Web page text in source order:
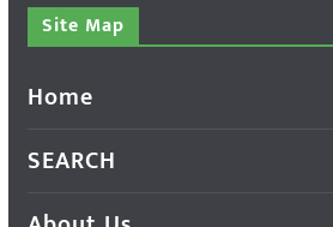
Site Map
Home
SEARCH